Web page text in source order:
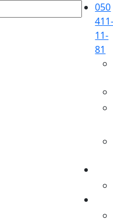
050
11-
81